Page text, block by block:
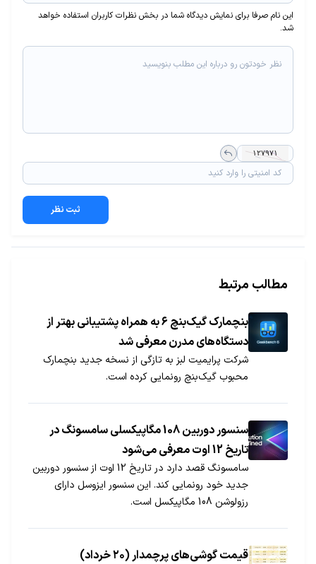
این نام صرفا برای نمایش دیدگاه شما در بخش نظرات کاربران استفاده خواهد
شد.
ثبت نظر
مطالب مرتبط
بنچمارک گیک‌بنچ ۶ به همراه پشتیبانی بهتر از
دستگاه‌های مدرن معرفی شد
شرکت پرایمیت لبز به تازگی از نسخه جدید بنچمارک
محبوب گیک‌بنچ رونمایی کرده است.
سنسور دوربین 108 مگاپیکسلی سامسونگ در
تاریخ 12 اوت معرفی می‌شود
سامسونگ قصد دارد در تاریخ 12 اوت از سنسور دوربین
جدید خود رونمایی کند. این سنسور ایزوسل دارای
رزولوشن 108 مگاپیکسل است.
قیمت گوشی‌های پرچمدار (۲۰ خرداد)